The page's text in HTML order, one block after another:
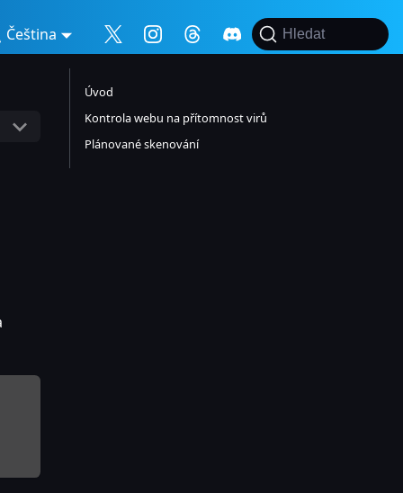
Čeština Hledat
Úvod
Kontrola webu na přítomnost virů
Plánované skenování